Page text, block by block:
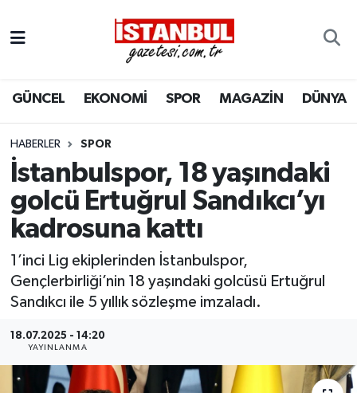
GÜNCEL EKONOMİ SPOR MAGAZİN DÜNYA
HABERLER SPOR
İstanbulspor, 18 yaşındaki
golcü Ertuğrul Sandıkcı’yı
kadrosuna kattı
1’inci Lig ekiplerinden İstanbulspor,
Gençlerbirliği’nin 18 yaşındaki golcüsü Ertuğrul
Sandıkcı ile 5 yıllık sözleşme imzaladı.
18.07.2025 - 14:20
YAYINLANMA
EKONOMİ
İSTANBUL
DÜNYA
SPOR
MAGAZİN
KÜLTÜR SANAT
SAĞLIK
BİLİM VE TEKNOLOJİ
Nöbetçi Eczaneler
Hava Durumu
Trafik Durumu
Süper Lig Puan Durumu ve Fikstür
Tüm Manşetler
Son Dakika Haberleri
Haber Arşivi